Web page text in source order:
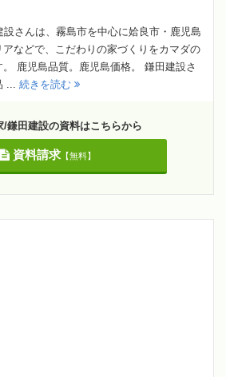
さんは、霧島市を中心に姶良市・鹿児島
などで、こだわりの家づくりをカマダの
鹿児島品質。鹿児島価格。 鎌田建設さ
... 続きを読む
/鎌田建設の資料はこちらから
資料請求【無料】